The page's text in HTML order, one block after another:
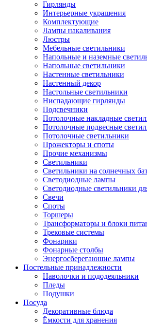
Гирлянды
Интерьерные украшения
Комплектующие
Лампы накаливания
Люстры
Мебельные светильники
Напольные и наземные
Напольные светильники
Настенные светильники
Настенный декор
Настольные светильники
Ниспадающие гирлянды
Подсвечники
Потолочные накладные
Потолочные подвесные
Потолочные светильники
Прожекторы и споты
Прочие механизмы
Светильники
Светильники на солнечных
Светодиодные лампы
Светодиодные светильники
Свечи
Споты
Торшеры
Трансформаторы и блоки
Трековые системы
Фонарики
Фонарные столбы
Энергосберегающие лампы
Постельные принадлежности
Наволочки и пододеяльники
Пледы
Подушки
Посуда
Декоративные блюда
Ёмкости для хранения